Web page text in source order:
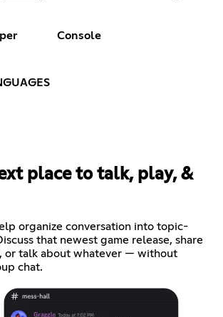
Console
place to talk, play, &
organize conversation into topic-
that newest game release, share
or talk about whatever — without
chat.